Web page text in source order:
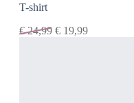
T-shirt
€24,99 € 19,99